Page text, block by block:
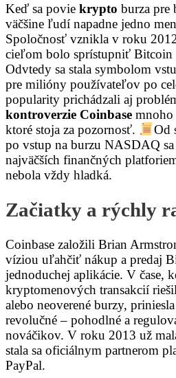
Keď sa povie krypto burza pre
väčšine ľudí napadne jedno
Spoločnosť vznikla v roku
cieľom bolo sprístupniť Bitcoin
Odvtedy sa stala symbolom
pre milióny používateľov po
popularity prichádzali aj
kontroverzie Coinbase
ktoré stoja za pozornosť.
Od
po vstup na burzu NASDAQ sa
najväčších finančných
nebola vždy hladká.
Začiatky a rýchly
Coinbase založili Brian
víziou uľahčiť nákup a predaj
jednoduchej aplikácie. V čase,
kryptomenových transakcií
alebo neoverené burzy,
revolučné – pohodlné a
nováčikov. V roku 2013 už
stala sa oficiálnym partnerom
PayPal.